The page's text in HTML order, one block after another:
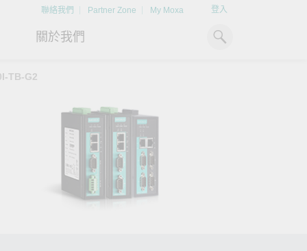
聯絡我們 Partner Zone My Moxa 登入
x86 電腦
掌握綠能脈動
探索 BESS（電池儲能系統）
如何引領能源轉型，打造更潔
文件資料庫
技術專文資料庫
關於我們
Moxa 人才小聯盟系統
如同美國職棒聯盟的人才育
成，我們發展 Moxa 人才小聯
TB-G2